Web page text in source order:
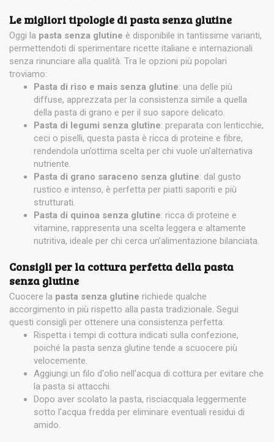
Le migliori tipologie di pasta senza glutine
Oggi la pasta senza glutine è disponibile in tantissime varianti,
permettendoti di sperimentare ricette italiane e internazionali
senza rinunciare alla qualità. Tra le opzioni più popolari
troviamo:
Pasta di riso e mais senza glutine: una delle più
diffuse, apprezzata per la consistenza simile a quella
della pasta di grano e per il suo sapore delicato.
Pasta di legumi senza glutine: preparata con lenticchie,
ceci o piselli, questa pasta è ricca di proteine e fibre,
rendendola un’ottima scelta per chi vuole un’alternativa
nutriente.
Pasta di grano saraceno senza glutine: dal gusto
rustico e intenso, è perfetta per piatti saporiti e più
strutturati.
Pasta di quinoa senza glutine: ricca di proteine e
vitamine, rappresenta una scelta leggera e altamente
nutritiva, ideale per chi cerca un’alimentazione bilanciata.
Consigli per la cottura perfetta della pasta
senza glutine
Cuocere la pasta senza glutine richiede qualche
accorgimento in più rispetto alla pasta tradizionale. Segui
questi consigli per ottenere una consistenza perfetta:
Rispetta i tempi di cottura indicati sulla confezione,
poiché la pasta senza glutine tende a scuocere più
velocemente.
Aggiungi un filo d'olio nell’acqua di cottura per evitare che
la pasta si attacchi.
Dopo aver scolato la pasta, risciacquala leggermente
sotto l’acqua fredda per eliminare eventuali residui di
amido.